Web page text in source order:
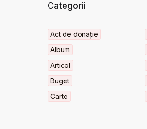
Categorii
Act de donație
Album
Articol
Buget
Carte